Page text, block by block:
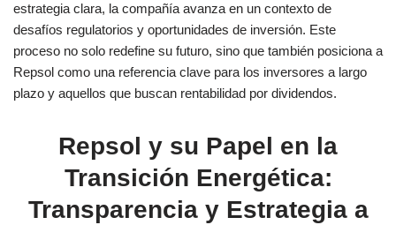
estrategia clara, la compañía avanza en un contexto de
desafíos regulatorios y oportunidades de inversión. Este
proceso no solo redefine su futuro, sino que también posiciona a
Repsol como una referencia clave para los inversores a largo
plazo y aquellos que buscan rentabilidad por dividendos.
Repsol y su Papel en la
Transición Energética:
Transparencia y Estrategia a